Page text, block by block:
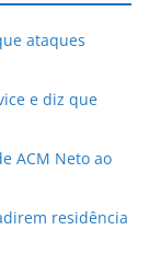
ataques
e diz que
ACM Neto ao
residência